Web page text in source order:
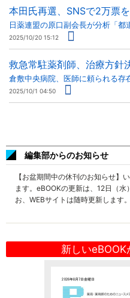
本田氏再選、SNSで2万票
日薬連盟の原口副会長が分析「都
2025/10/20 15:12
救急常駐薬剤師、治療方針
倉敷中央病院、医師に頼られる存
2025/10/1 04:50
編集部からのお知らせ
【お盆期間中の休刊のお知らせ】
ます。eBOOKの更新は、12日（
お、WEBサイトは随時更新します。
新しいeBOOK